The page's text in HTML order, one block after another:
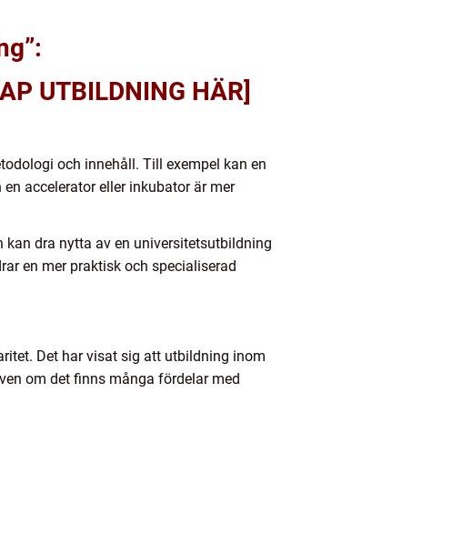
UTBILDNING HÄR]
och innehåll. Till exempel kan en
accelerator eller inkubator är mer
kan dra nytta av en universitetsutbildning
en mer praktisk och specialiserad
Det har visat sig att utbildning inom
om det finns många fördelar med